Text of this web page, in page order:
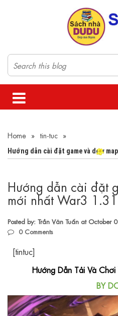
Home » tin-tuc »
Hướng dẫn cài đặt game và dow
Hướng dẫn cài đặt
mới nhất War3 1.31
Posted by: Trần Văn Tuấn at October
0Comments
[tintuc]
Hướng Dẫn Tải Và
BY